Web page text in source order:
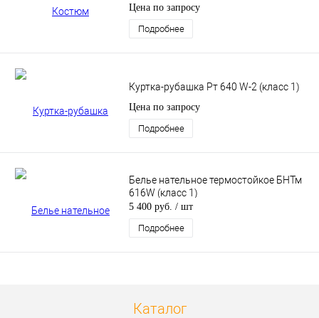
Цена по запросу
Подробнее
Куртка-рубашка Рт 640 W-2 (класс 1)
Цена по запросу
Подробнее
Белье нательное термостойкое БНТм
616W (класс 1)
5 400 руб. / шт
Подробнее
Каталог